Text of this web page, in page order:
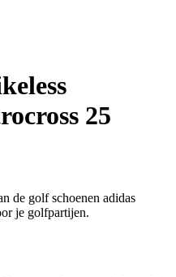
25
de golf schoenen adidas
je golfpartijen.